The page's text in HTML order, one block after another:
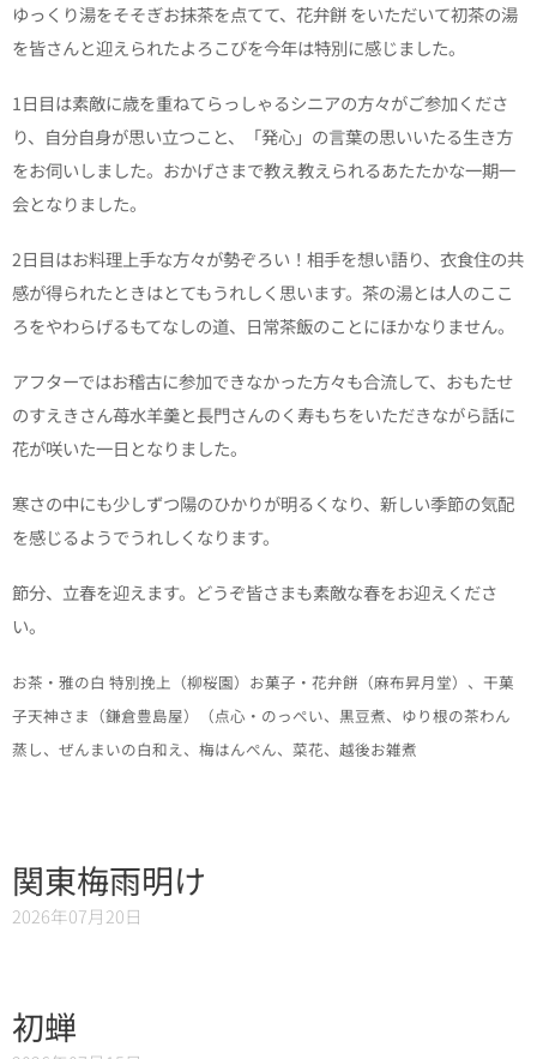
ゆっくり湯をそそぎお抹茶を点てて、花弁餅 をいただいて初茶の湯
を皆さんと迎えられたよろこびを今年は特別に感じました。
1日目は素敵に歳を重ねてらっしゃるシニアの方々がご参加くださ
り、自分自身が思い立つこと、「発心」の言葉の思いいたる生き方
をお伺いしました。おかげさまで教え教えられるあたたかな一期一
会となりました。
2日目はお料理上手な方々が勢ぞろい！相手を想い語り、衣食住の共
感が得られたときはとてもうれしく思います。茶の湯とは人のここ
ろをやわらげるもてなしの道、日常茶飯のことにほかなりません。
アフターではお稽古に参加できなかった方々も合流して、おもたせ
のすえきさん苺水羊羹と長門さんのく寿もちをいただきながら話に
花が咲いた一日となりました。
寒さの中にも少しずつ陽のひかりが明るくなり、新しい季節の気配
を感じるようでうれしくなります。
節分、立春を迎えます。 どうぞ皆さまも素敵な春をお迎えくださ
い。
お茶・雅の白 特別挽上（柳桜園）お菓子・花弁餅（麻布昇月堂）、干菓
子天神さま（鎌倉豊島屋）（点心・のっぺい、黒豆煮、ゆり根の茶わん
蒸し、ぜんまいの白和え、梅はんぺん、菜花、越後お雑煮
関東梅雨明け
2026年07月20日
初蝉